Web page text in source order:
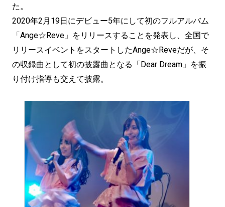
た。
2020年2月19日にデビュー5年にして初のフルアルバム
「Ange☆Reve」をリリースすることを発表し、全国で
リリースイベントをスタートしたAnge☆Reveだが、そ
の収録曲として初の披露曲となる「Dear Dream」を振
り付け指導も交えて披露。